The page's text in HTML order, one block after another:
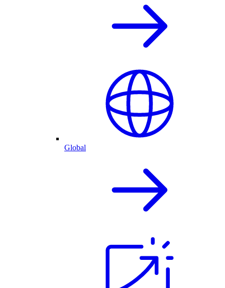
Global